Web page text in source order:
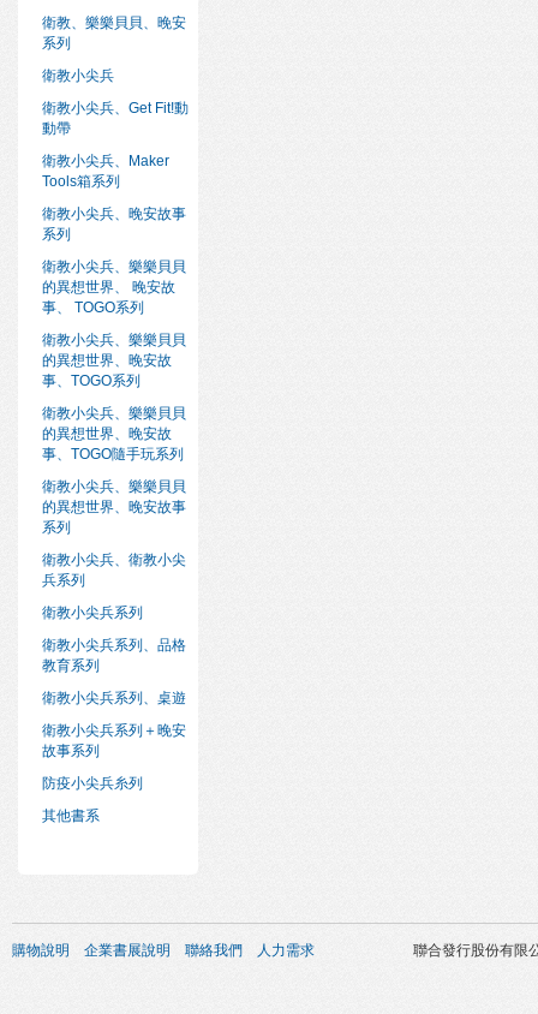
衛教、樂樂貝貝、晚安
系列
衛教小尖兵
衛教小尖兵、Get Fit!動
動帶
衛教小尖兵、Maker
Tools箱系列
衛教小尖兵、晚安故事
系列
衛教小尖兵、樂樂貝貝
的異想世界、 晚安故
事、 TOGO系列
衛教小尖兵、樂樂貝貝
的異想世界、晚安故
事、TOGO系列
衛教小尖兵、樂樂貝貝
的異想世界、晚安故
事、TOGO隨手玩系列
衛教小尖兵、樂樂貝貝
的異想世界、晚安故事
系列
衛教小尖兵、衛教小尖
兵系列
衛教小尖兵系列
衛教小尖兵系列、品格
教育系列
衛教小尖兵系列、桌遊
衛教小尖兵系列＋晚安
故事系列
防疫小尖兵糸列
其他書系
購物說明 企業書展說明 聯絡我們 人力需求 聯合發行股份有限